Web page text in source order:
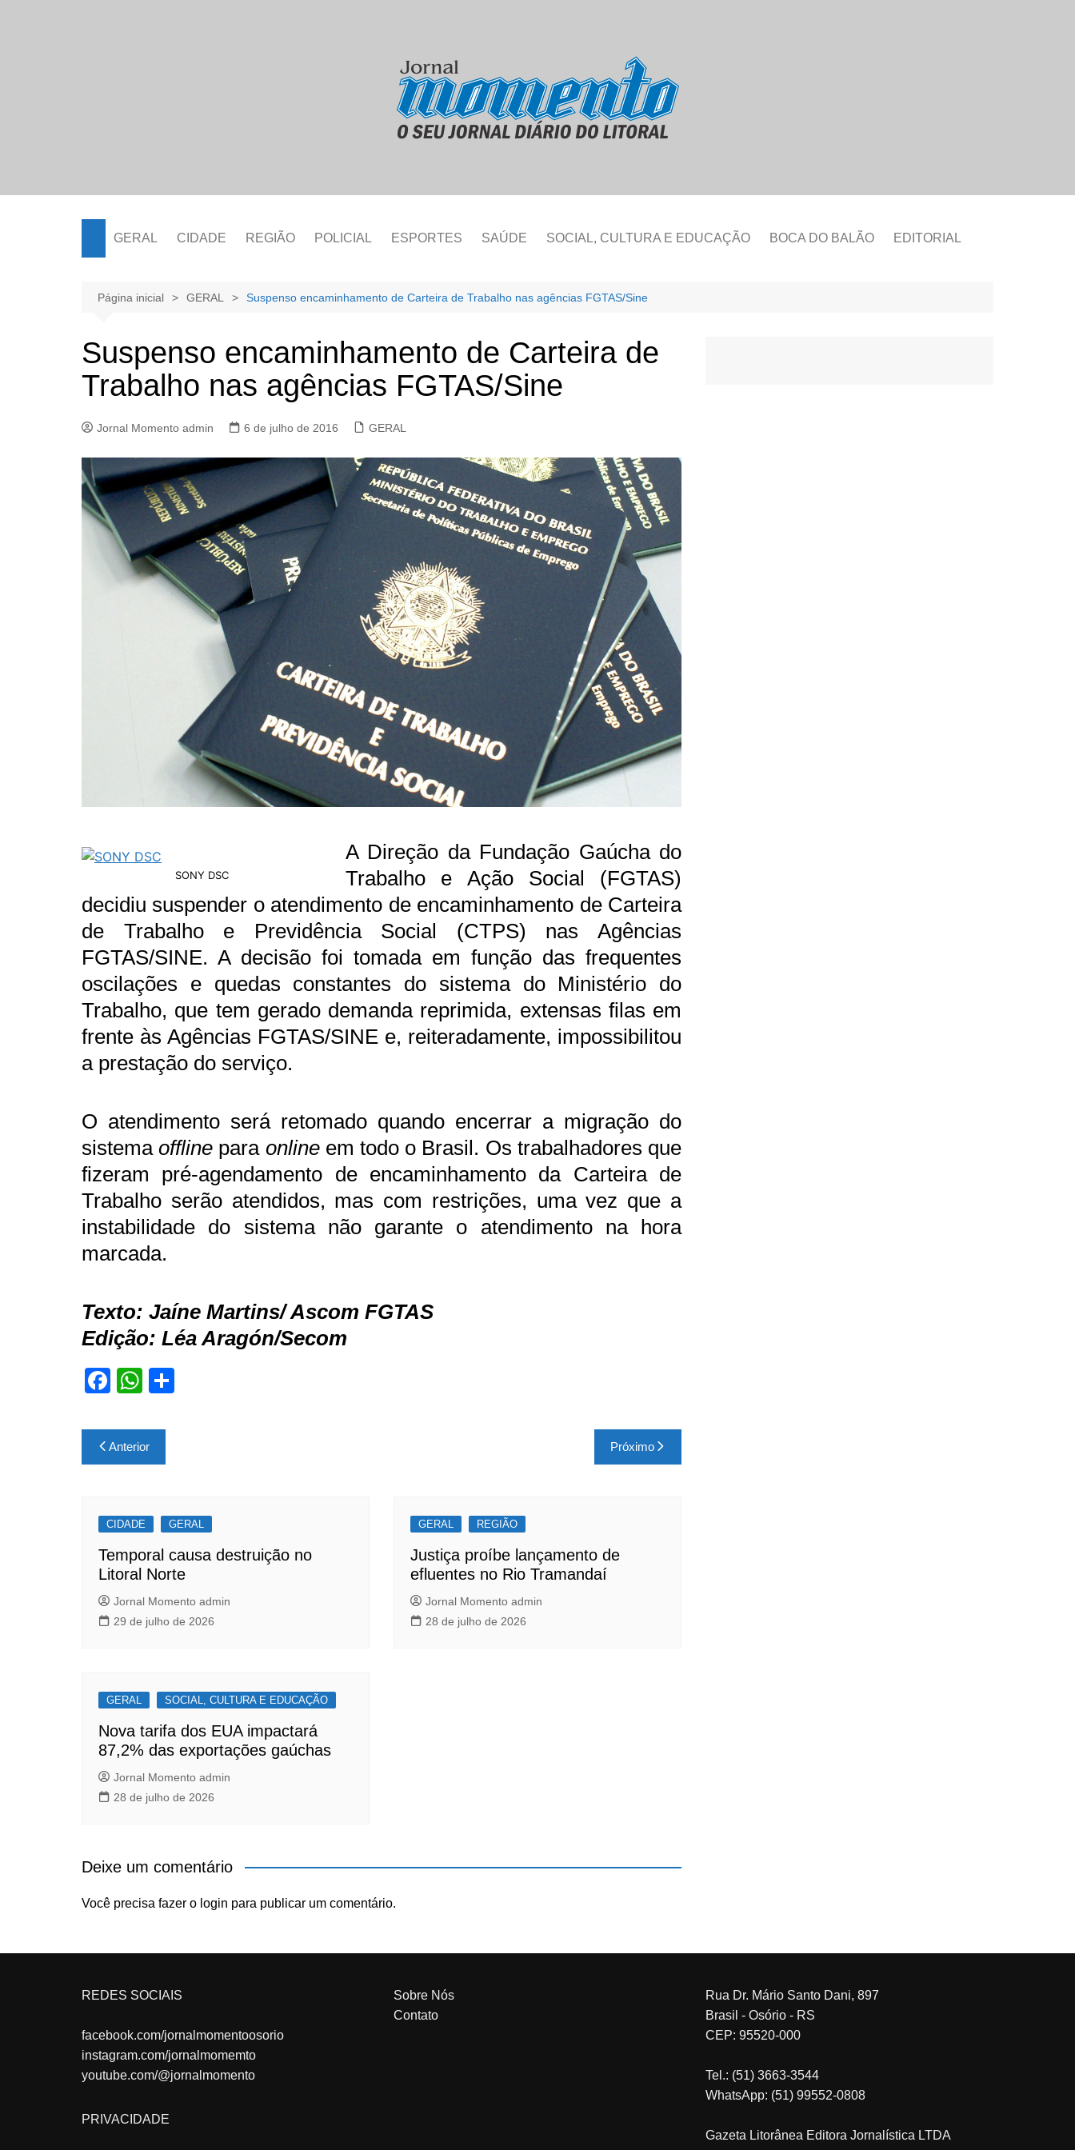
GERAL CIDADE REGIÃO POLICIAL ESPORTES SAÚDE SOCIAL, CULTURA E EDUCAÇÃO BOCA DO BALÃO EDITORIAL
Página inicial GERAL Suspenso encaminhamento de Carteira de Trabalho nas agências FGTAS/Sine
Suspenso encaminhamento de Carteira de
Trabalho nas agências FGTAS/Sine
Jornal Momento admin 6 de julho de 2016 GERAL
SONY DSC
A Direção da Fundação Gaúcha do
Trabalho e Ação Social (FGTAS)
decidiu suspender o atendimento de encaminhamento de Carteira
de Trabalho e Previdência Social (CTPS) nas Agências
FGTAS/SINE. A decisão foi tomada em função das frequentes
oscilações e quedas constantes do sistema do Ministério do
Trabalho, que tem gerado demanda reprimida, extensas filas em
frente às Agências FGTAS/SINE e, reiteradamente, impossibilitou
a prestação do serviço.
O atendimento será retomado quando encerrar a migração do
sistemaoffline para onlineem todo o Brasil. Os trabalhadores que
fizeram pré-agendamento de encaminhamento da Carteira de
Trabalho serão atendidos, mas com restrições, uma vez que a
instabilidade do sistema não garante o atendimento na hora
marcada.
Texto: Jaíne Martins/ Ascom FGTAS
Edição: Léa Aragón/Secom
F
c
e
o
o
k
W
at
s
p
p
Navegação
de
Anterior Próximo
CIDADE GERAL
Temporal causa destruição no
Litoral Norte
Jornal Momento admin
29 de julho de 2026
GERAL REGIÃO
Justiça proíbe lançamento de
efluentes no Rio Tramandaí
Jornal Momento admin
28 de julho de 2026
GERAL SOCIAL, CULTURA E EDUCAÇÃO
Nova tarifa dos EUA impactará
87,2% das exportações gaúchas
Jornal Momento admin
28 de julho de 2026
Deixe um comentário
Você precisa fazer o login para publicar um comentário.
REDES SOCIAIS
facebook.com/jornalmomentoosorio
instagram.com/jornalmomemto
youtube.com/@jornalmomento
PRIVACIDADE
Sobre Nós
Contato
Rua Dr. Mário Santo Dani, 897
Brasil - Osório - RS
CEP: 95520-000
Tel.: (51) 3663-3544
WhatsApp: (51) 99552-0808
Gazeta Litorânea Editora Jornalística LTDA